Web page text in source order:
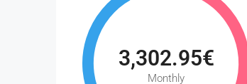
3,302.95€
Monthly